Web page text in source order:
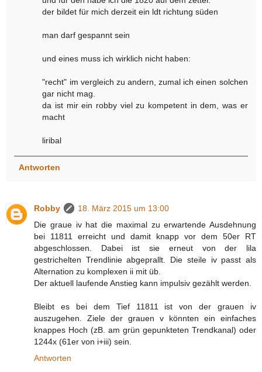
der bildet für mich derzeit ein ldt richtung süden
man darf gespannt sein
und eines muss ich wirklich nicht haben:
"recht" im vergleich zu andern, zumal ich einen solchen
gar nicht mag.
da ist mir ein robby viel zu kompetent in dem, was er
macht
liribal
Antworten
Robby
18. März 2015 um 13:00
Die graue iv hat die maximal zu erwartende Ausdehnung
bei 11811 erreicht und damit knapp vor dem 50er RT
abgeschlossen. Dabei ist sie erneut von der lila
gestrichelten Trendlinie abgeprallt. Die steile iv passt als
Alternation zu komplexen ii mit üb.
Der aktuell laufende Anstieg kann impulsiv gezählt werden.
Bleibt es bei dem Tief 11811 ist von der grauen iv
auszugehen. Ziele der grauen v könnten ein einfaches
knappes Hoch (zB. am grün gepunkteten Trendkanal) oder
1244x (61er von i+iii) sein.
Antworten